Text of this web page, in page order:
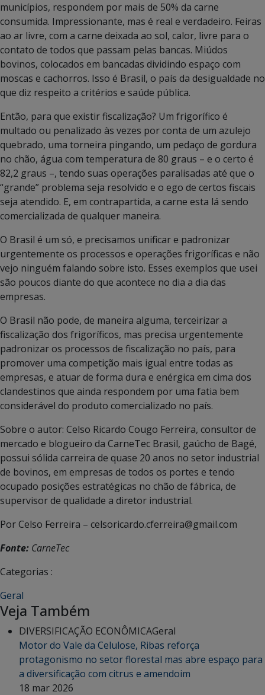
municípios, respondem por mais de 50% da carne
consumida. Impressionante, mas é real e verdadeiro. Feiras
ao ar livre, com a carne deixada ao sol, calor, livre para o
contato de todos que passam pelas bancas. Miúdos
bovinos, colocados em bancadas dividindo espaço com
moscas e cachorros. Isso é Brasil, o país da desigualdade no
que diz respeito a critérios e saúde pública.
Então, para que existir fiscalização? Um frigorífico é
multado ou penalizado às vezes por conta de um azulejo
quebrado, uma torneira pingando, um pedaço de gordura
no chão, água com temperatura de 80 graus – e o certo é
82,2 graus –, tendo suas operações paralisadas até que o
“grande” problema seja resolvido e o ego de certos fiscais
seja atendido. E, em contrapartida, a carne esta lá sendo
comercializada de qualquer maneira.
O Brasil é um só, e precisamos unificar e padronizar
urgentemente os processos e operações frigoríficas e não
vejo ninguém falando sobre isto. Esses exemplos que usei
são poucos diante do que acontece no dia a dia das
empresas.
O Brasil não pode, de maneira alguma, terceirizar a
fiscalização dos frigoríficos, mas precisa urgentemente
padronizar os processos de fiscalização no país, para
promover uma competição mais igual entre todas as
empresas, e atuar de forma dura e enérgica em cima dos
clandestinos que ainda respondem por uma fatia bem
considerável do produto comercializado no país.
Sobre o autor: Celso Ricardo Cougo Ferreira, consultor de
mercado e blogueiro da CarneTec Brasil, gaúcho de Bagé,
possui sólida carreira de quase 20 anos no setor industrial
de bovinos, em empresas de todos os portes e tendo
ocupado posições estratégicas no chão de fábrica, de
supervisor de qualidade a diretor industrial.
Por Celso Ferreira – celsoricardo.cferreira@gmail.com
Fonte: CarneTec
Categorias :
Geral
Veja Também
DIVERSIFICAÇÃO ECONÔMICAGeral
Motor do Vale da Celulose, Ribas reforça
protagonismo no setor florestal mas abre espaço para
a diversificação com citrus e amendoim
18 mar 2026